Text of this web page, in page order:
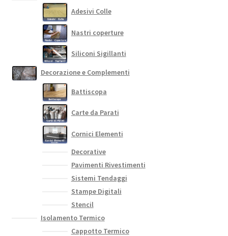
Adesivi Colle
Nastri coperture
Siliconi Sigillanti
Decorazione e Complementi
Battiscopa
Carte da Parati
Cornici Elementi
Decorative
Pavimenti Rivestimenti
Sistemi Tendaggi
Stampe Digitali
Stencil
Isolamento Termico
Cappotto Termico